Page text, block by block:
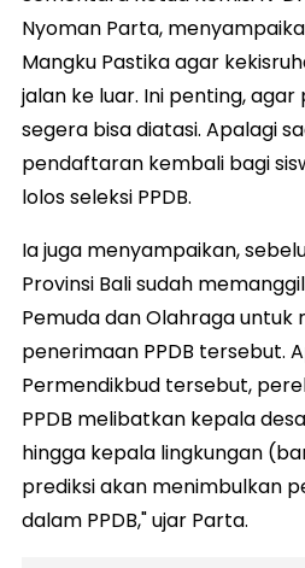
Nyoman Parta,
Mangku Pastika agar
jalan ke luar. Ini penting,
segera bisa diatasi. Apalagi
pendaftaran kembali bagi
lolos seleksi PPDB.
Ia juga menyampaikan,
Provinsi Bali sudah
Pemuda dan Olahraga untuk
penerimaan PPDB tersebut.
Permendikbud tersebut,
PPDB melibatkan kepala
hingga kepala lingkungan
prediksi akan menimbulkan
dalam PPDB," ujar Parta.